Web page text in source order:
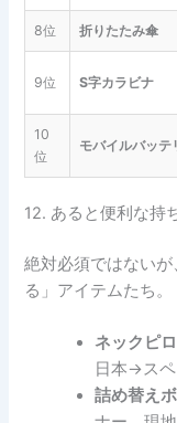
8位 折りたたみ傘
9位 S字カラビナ
10
位
モバイルバッテ
12. あると便利な持
絶対必須ではない
る」アイテムたち。
ネックピ
日本→スペ
詰め替え